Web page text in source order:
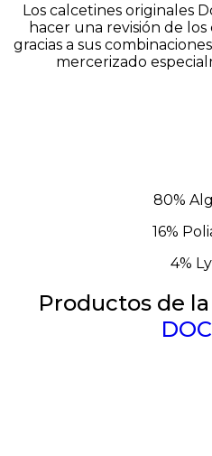
Los calcetines originales
hacer una revisión de
gracias a sus
mercerizado
80%
16%
4%
Productos de